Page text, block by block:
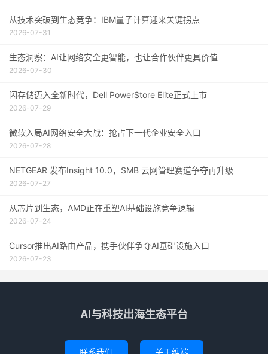
从技术突破到生态竞争：IBM量子计算迎来关键拐点
2026-07-31
生态洞察：AI让网络安全更智能，也让合作伙伴更具价值
2026-07-30
闪存储迈入全新时代，Dell PowerStore Elite正式上市
2026-07-29
微软入局AI网络安全大战：抢占下一代企业安全入口
2026-07-28
NETGEAR 发布Insight 10.0，SMB 云网管理赛道争夺再升级
2026-07-27
从芯片到生态，AMD正在重塑AI基础设施竞争逻辑
2026-07-24
Cursor推出AI路由产品，携手伙伴争夺AI基础设施入口
2026-07-23
AI与科技出海生态平台
联系我们 关于维端